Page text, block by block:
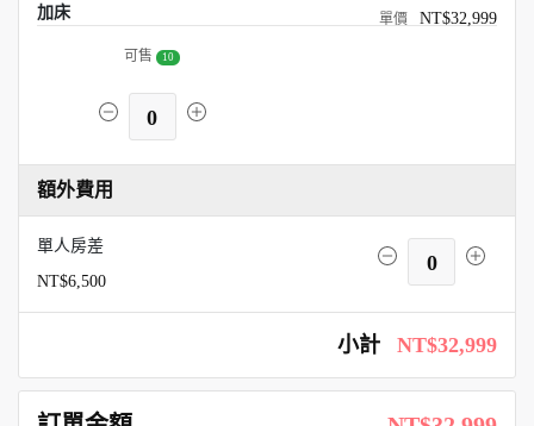
加床 NT$32,999
可售 10
0
額外費用
單人房差
NT$6,500
0
小計 NT$32,999